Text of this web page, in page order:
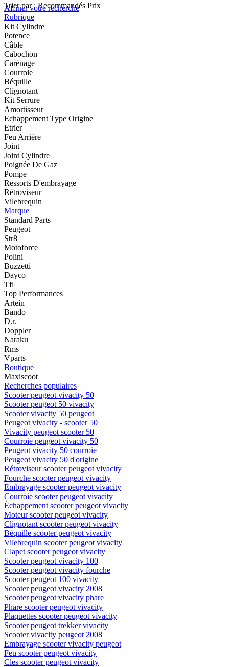
Trier par : Recommandés Prix
Affiner votre recherche
Rubrique
Kit Cylindre
Potence
Câble
Cabochon
Carénage
Courroie
Béquille
Clignotant
Kit Serrure
Amortisseur
Echappement Type Origine
Etrier
Feu Arrière
Joint
Joint Cylindre
Poignée De Gaz
Pompe
Ressorts D'embrayage
Rétroviseur
Vilebrequin
Marque
Standard Parts
Peugeot
Str8
Motoforce
Polini
Buzzetti
Dayco
Tfl
Top Performances
Artein
Bando
D.r.
Doppler
Naraku
Rms
Vparts
Boutique
Maxiscoot
Recherches populaires
Scooter peugeot vivacity 50
Scooter peugeot 50 vivacity
Scooter vivacity 50 peugeot
Peugeot vivacity - scooter 50
Vivacity peugeot scooter 50
Courroie peugeot vivacity 50
Peugeot vivacity 50 courroie
Peugeot vivacity 50 d'origine
Rétroviseur scooter peugeot vivacity
Fourche scooter peugeot vivacity
Embrayage scooter peugeot vivacity
Courroie scooter peugeot vivacity
Échappement scooter peugeot vivacity
Moteur scooter peugeot vivacity
Clignotant scooter peugeot vivacity
Béquille scooter peugeot vivacity
Vilebrequin scooter peugeot vivacity
Clapet scooter peugeot vivacity
Scooter peugeot vivacity 100
Scooter peugeot vivacity fourche
Scooter peugeot 100 vivacity
Scooter peugeot vivacity 2008
Scooter peugeot vivacity phare
Phare scooter peugeot vivacity
Plaquettes scooter peugeot vivacity
Scooter peugeot trekker vivacity
Scooter vivacity peugeot 2008
Embrayage scooter vivacity peugeot
Feu scooter peugeot vivacity
Cles scooter peugeot vivacity